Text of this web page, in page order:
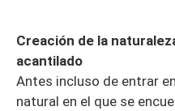
Creación de la
acantilado
Antes incluso de entrar
natural en el que se